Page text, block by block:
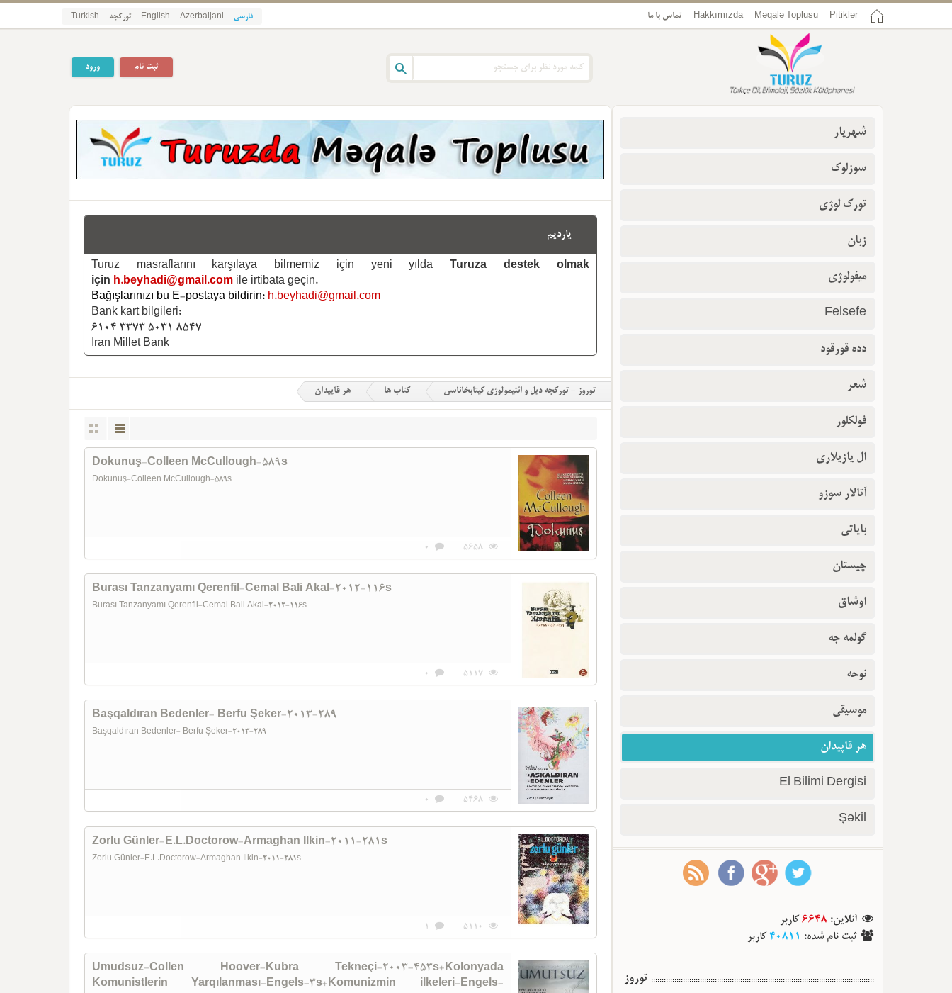
Pitiklər
Məqalə Toplusu
Hakkımızda تماس با ما فارسی Azerbaijani
English تورکجه Turkish
ورود ثبت نام
یاردیم
Turuz masraflarını karşılaya bilmemiz için yeni yılda
Turuza destek olmak
için h.beyhadi@gmail.com ile irtibata geçin.
Bağışlarınızı bu E-postaya bildirin: h.beyhadi@gmail.com
Bank kart bilgileri:
6104 3373 5031 8547
Iran Millet Bank
توروز - تورکجه دیل و ائتیمولوژی کیتابخاناسی کتاب ها هر قاپیدان
Dokunuş-Colleen McCullough-589s
Dokunuş-Colleen McCullough-589s
5658
0
Burası Tanzanyamı Qerenfil-Cemal Bali Akal-2012-116s
Burası Tanzanyamı Qerenfil-Cemal Bali Akal-2012-116s
5117
0
Başqaldıran Bedenler- Berfu Şeker-2013-289
Başqaldıran Bedenler- Berfu Şeker-2013-289
5468
0
Zorlu Günler-E.L.Doctorow-Armaghan Ilkin-2011-281s
Zorlu Günler-E.L.Doctorow-Armaghan Ilkin-2011-281s
5110
1
Umudsuz-Collen Hoover-Kubra Tekneçi-2003-453s+Kolonyada
Komunistlerin Yarqılanması-Engels-3s+Komunizmin ilkeleri-Engels-
شهریار
سوزلوک
تورک لوژی
زبان
میفولوژی
Felsefe
دده قورقود
شعر
فولکلور
ال یازیلاری
آتالار سوزو
بایاتی
چیستان
اوشاق
گولمه جه
نوحه
موسیقی
هر قاپیدان
El Bilimi Dergisi
Şəkil
آنلاین:
6648 کاربر
ثبت نام شده:
40811 کاربر
توروز